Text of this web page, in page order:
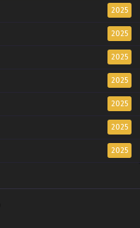
2025
2025
2025
2025
2025
2025
2025